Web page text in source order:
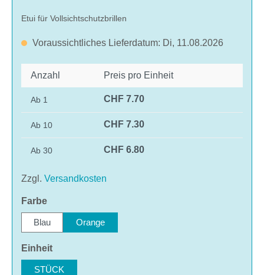
Etui für Vollsichtschutzbrillen
Voraussichtliches Lieferdatum: Di, 11.08.2026
Anzahl Preis pro Einheit
Ab 1 CHF 7.70
Ab 10 CHF 7.30
Ab 30 CHF 6.80
Zzgl. Versandkosten
Farbeauswählen
Blau Orange
Einheitauswählen
STÜCK